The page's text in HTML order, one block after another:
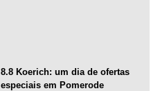
8.8 Koerich: um dia de ofertas
especiais em Pomerode